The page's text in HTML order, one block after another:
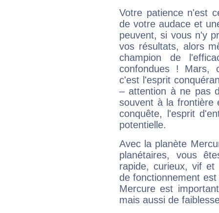
Votre patience n'est
de votre audace et
peuvent, si vous n'y
vos résultats, alors
champion de
confondues ! Mars,
c'est l'esprit
– attention à ne pas
souvent à la frontière
conquête, l'esprit
potentielle.
Avec la planète
planétaires, vous
rapide, curieux, vif et
de fonctionnement
Mercure est
mais aussi de